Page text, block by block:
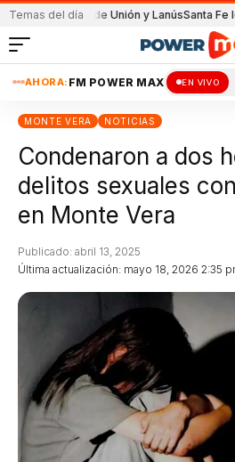
Temas del día
de Unión y LanúsSanta Fe logró
AHORA: FM POWER MAX EN VIVO
MONTE VERA NOTICIAS
Condenaron a dos
delitos sexuales
en Monte Vera
Última actualización: mayo 18, 2026 2:35
Publicado: abril 13, 2025